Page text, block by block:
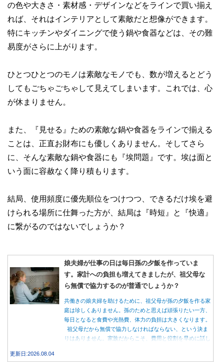
の色や大きさ・素材感・デザインなどをラインで買い揃え
れば、それはインテリアとして素敵だと想像ができます。
特にキッチンやダイニングで使う鍋や食器などは、その難
易度がさらに上がります。
ひとつひとつのモノは素敵なモノでも、数が増えるとどう
してもごちゃごちゃして見えてしまいます。これでは、心
が休まりません。
また、『見せる』ための素敵な鍋や食器をラインで揃える
ことは、正直お財布にも優しくありません。そしてさら
に、そんな素敵な鍋や食器にも『埃問題』です。埃は面と
いう面に容赦なく降り積もります。
結局、使用頻度に優先順位をつけつつ、できるだけ埃を避
けられる場所に仕舞った方が、結局は『時短』と『快適』
に繋がるのではないでしょうか？
娘夫婦が仕事の日は毎日孫の夕飯を作っていま
す。家計への負担も増えてきましたが、祖父母な
ら無償で協力するのが普通でしょうか？
共働きの娘夫婦を助けるために、祖父母が孫の夕飯を作る家
庭は珍しくありません。孫のためと思えば頑張りたい一方、
毎日となると食費や光熱費、体力の負担は大きくなります。
祖父母だから無償で協力しなければならない、という決ま
りはありません。家族だからこそ、費用と役割を早めに話し
更新日:2026.08.04